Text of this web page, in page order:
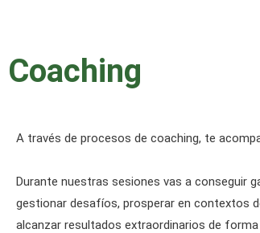
Coaching
A través de procesos de coaching, te
Durante nuestras sesiones vas a conseguir
gestionar desafíos, prosperar en contextos
alcanzar resultados extraordinarios de